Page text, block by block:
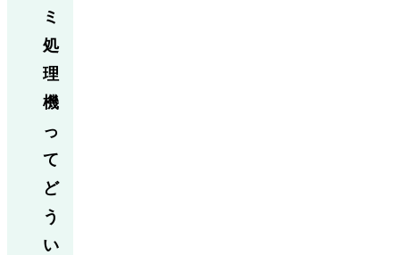
ミ
処
理
機
っ
て
ど
う
い